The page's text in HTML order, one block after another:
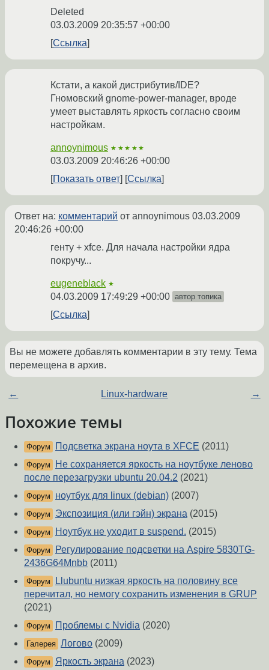
Deleted
03.03.2009 20:35:57 +00:00
Ссылка
Кстати, а какой дистрибутив/IDE?
Гномовский gnome-power-manager, вроде
умеет выставлять яркость согласно своим
настройкам.
annoynimous ★★★★★
03.03.2009 20:46:26 +00:00
Показать ответ
Ссылка
Ответ на: комментарий от annoynimous 03.03.2009
20:46:26 +00:00
генту + xfce. Для начала настройки ядра
покручу...
eugeneblack ★
04.03.2009 17:49:29 +00:00 автор топика
Ссылка
Вы не можете добавлять комментарии в эту тему. Тема
перемещена в архив.
← Linux-hardware →
Похожие темы
Форум Подсветка экрана ноута в XFCE (2011)
Форум
Не сохраняется яркость на ноутбуке леново
после перезагрузки ubuntu 20.04.2 (2021)
Форум ноутбук для linux (debian) (2007)
Форум Экспозиция (или гэйн) экрана (2015)
Форум Ноутбук не уходит в suspend. (2015)
Форум
Регулирование подсветки на Aspire 5830TG-
2436G64Mnbb (2011)
Форум
Llubuntu низкая яркость на половину все
перечитал, но немогу сохранить изменения в GRUP
(2021)
Форум Проблемы с Nvidia (2020)
Галерея Логово (2009)
Форум Яркость экрана (2023)